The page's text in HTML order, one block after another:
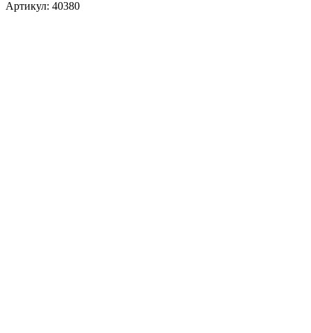
Артикул: 40380